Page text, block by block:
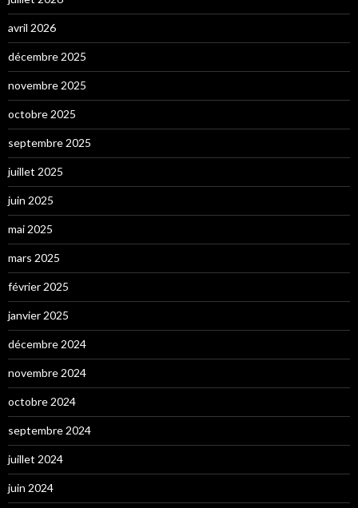
avril 2026
décembre 2025
novembre 2025
octobre 2025
septembre 2025
juillet 2025
juin 2025
mai 2025
mars 2025
février 2025
janvier 2025
décembre 2024
novembre 2024
octobre 2024
septembre 2024
juillet 2024
juin 2024